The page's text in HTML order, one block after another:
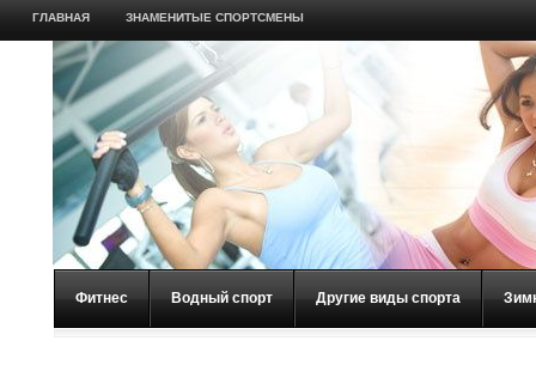
ГЛАВНАЯ ЗНАМЕНИТЫЕ СПОРТСМЕНЫ
Фитнес Водный спорт Другие виды спорта